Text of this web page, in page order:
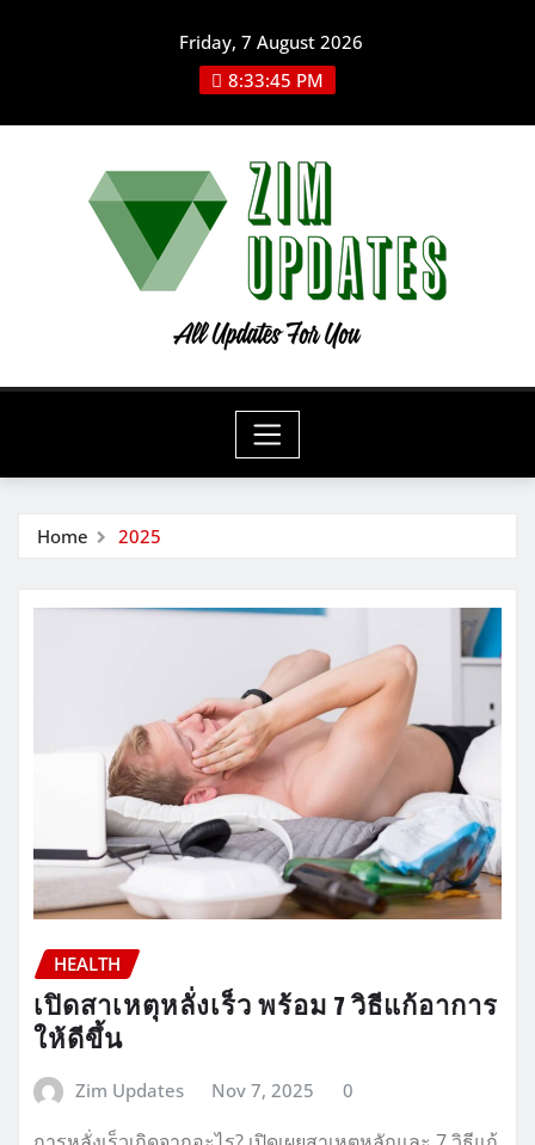
Friday, 7 August 2026
8:33:47 PM
Home 2025
HEALTH
เปิดสาเหตุหลั่งเร็ว พร้อม 7 วิธีแก้อาการ
ให้ดีขึ้น
Zim Updates Nov 7, 2025 0